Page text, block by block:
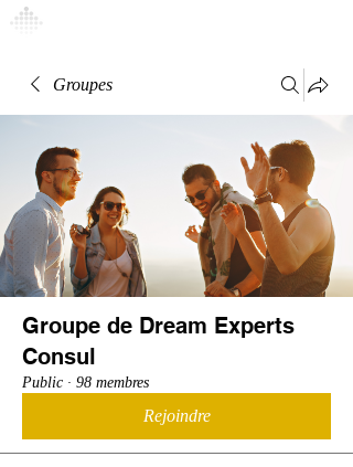
Groupes
Groupe de Dream Experts
Consul
Public · 98 membres
Rejoindre